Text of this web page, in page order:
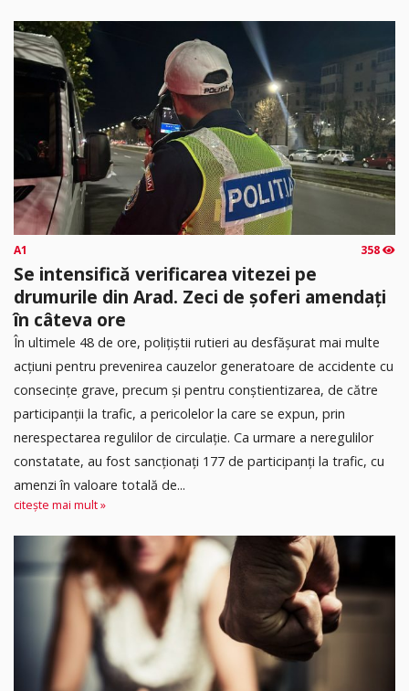
A1 358
Se intensifică verificarea vitezei pe
drumurile din Arad. Zeci de șoferi amendați
în câteva ore
În ultimele 48 de ore, polițiștii rutieri au desfășurat mai multe
acțiuni pentru prevenirea cauzelor generatoare de accidente cu
consecințe grave, precum și pentru conștientizarea, de către
participanții la trafic, a pericolelor la care se expun, prin
nerespectarea regulilor de circulație.​ Ca urmare a neregulilor
constatate, au fost sancționați 177 de participanți la trafic, cu
amenzi în valoare totală de...
citește mai mult »